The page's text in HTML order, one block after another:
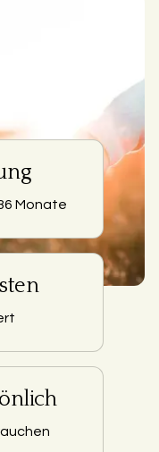
Monate